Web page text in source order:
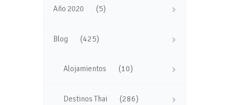
Año 2020 (5)
Blog (425)
Alojamientos (10)
Destinos Thai (286)